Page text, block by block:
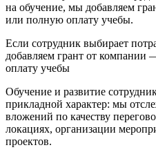
на обучение, мы добавляем
или полную оплату учебы.
Если сотрудник выбирает
добавляем грант от
оплату учебы
Обучение и развитие
прикладной характер: мы
вложений по качеству
локациях, организации
проектов.